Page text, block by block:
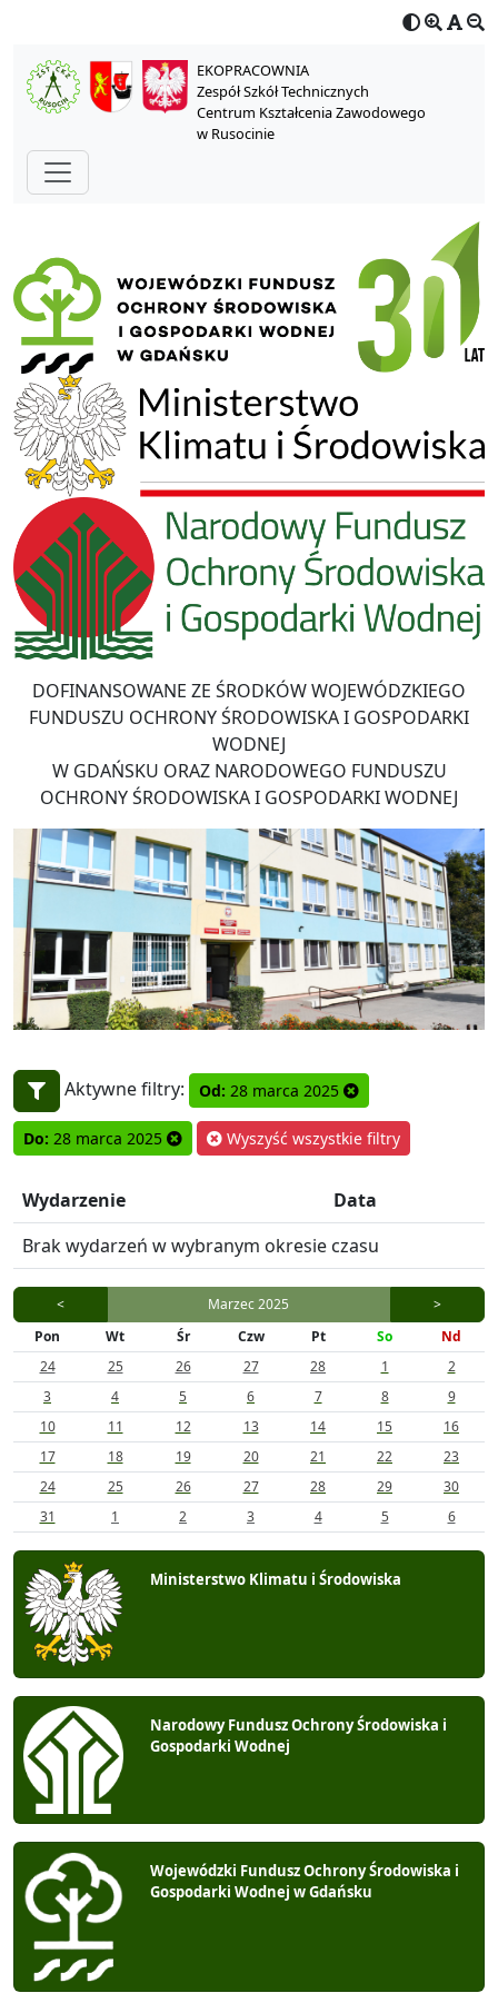
EKOPRACOWNIA
Zespół Szkół Technicznych
Centrum Kształcenia Zawodowego
w Rusocinie
DOFINANSOWANE ZE ŚRODKÓW WOJEWÓDZKIEGO
FUNDUSZU OCHRONY ŚRODOWISKA I GOSPODARKI
WODNEJ
W GDAŃSKU ORAZ NARODOWEGO FUNDUSZU
OCHRONY ŚRODOWISKA I GOSPODARKI WODNEJ
Aktywne filtry: Od: 28 marca 2025
Do: 28 marca 2025 Wyszyść wszystkie filtry
Wydarzenie
Data
Brak wydarzeń w wybranym okresie czasu
< Marzec 2025
>
Pon
Wt Śr Czw Pt So
Nd
24
25 26 27 28 1
2
3
4 5 6 7 8
9
10
11 12 13 14 15
16
17
18 19 20 21 22
23
24
25 26 27 28 29
30
31
1 2 3 4 5 6
Ministerstwo Klimatu i Środowiska
Narodowy Fundusz Ochrony Środowiska i
Gospodarki Wodnej
Wojewódzki Fundusz Ochrony Środowiska i
Gospodarki Wodnej w Gdańsku